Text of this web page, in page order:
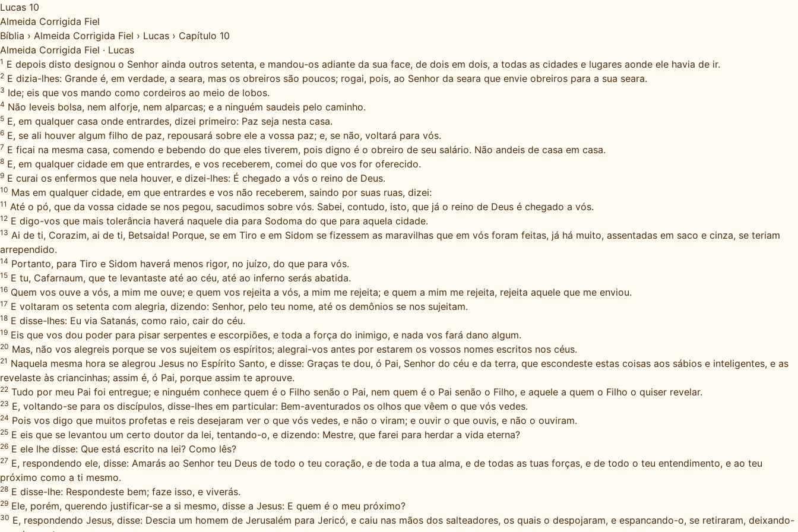
Lucas 10
Almeida Corrigida Fiel
Bíblia › Almeida Corrigida Fiel › Lucas › Capítulo 10
Almeida Corrigida Fiel · Lucas
1 E depois disto designou o Senhor ainda outros setenta, e mandou-os adiante da sua face, de dois em dois, a todas as cidades e lugares aonde ele havia de ir.
2 E dizia-lhes: Grande é, em verdade, a seara, mas os obreiros são poucos; rogai, pois, ao Senhor da seara que envie obreiros para a sua seara.
3 Ide; eis que vos mando como cordeiros ao meio de lobos.
4 Não leveis bolsa, nem alforje, nem alparcas; e a ninguém saudeis pelo caminho.
5 E, em qualquer casa onde entrardes, dizei primeiro: Paz seja nesta casa.
6 E, se ali houver algum filho de paz, repousará sobre ele a vossa paz; e, se não, voltará para vós.
7 E ficai na mesma casa, comendo e bebendo do que eles tiverem, pois digno é o obreiro de seu salário. Não andeis de casa em casa.
8 E, em qualquer cidade em que entrardes, e vos receberem, comei do que vos for oferecido.
9 E curai os enfermos que nela houver, e dizei-lhes: É chegado a vós o reino de Deus.
10 Mas em qualquer cidade, em que entrardes e vos não receberem, saindo por suas ruas, dizei:
11 Até o pó, que da vossa cidade se nos pegou, sacudimos sobre vós. Sabei, contudo, isto, que já o reino de Deus é chegado a vós.
12 E digo-vos que mais tolerância haverá naquele dia para Sodoma do que para aquela cidade.
13 Ai de ti, Corazim, ai de ti, Betsaida! Porque, se em Tiro e em Sidom se fizessem as maravilhas que em vós foram feitas, já há muito, assentadas em saco e cinza, se teriam
arrependido.
14 Portanto, para Tiro e Sidom haverá menos rigor, no juízo, do que para vós.
15 E tu, Cafarnaum, que te levantaste até ao céu, até ao inferno serás abatida.
16 Quem vos ouve a vós, a mim me ouve; e quem vos rejeita a vós, a mim me rejeita; e quem a mim me rejeita, rejeita aquele que me enviou.
17 E voltaram os setenta com alegria, dizendo: Senhor, pelo teu nome, até os demônios se nos sujeitam.
18 E disse-lhes: Eu via Satanás, como raio, cair do céu.
19 Eis que vos dou poder para pisar serpentes e escorpiões, e toda a força do inimigo, e nada vos fará dano algum.
20 Mas, não vos alegreis porque se vos sujeitem os espíritos; alegrai-vos antes por estarem os vossos nomes escritos nos céus.
21 Naquela mesma hora se alegrou Jesus no Espírito Santo, e disse: Graças te dou, ó Pai, Senhor do céu e da terra, que escondeste estas coisas aos sábios e inteligentes, e as
revelaste às criancinhas; assim é, ó Pai, porque assim te aprouve.
22 Tudo por meu Pai foi entregue; e ninguém conhece quem é o Filho senão o Pai, nem quem é o Pai senão o Filho, e aquele a quem o Filho o quiser revelar.
23 E, voltando-se para os discípulos, disse-lhes em particular: Bem-aventurados os olhos que vêem o que vós vedes.
24 Pois vos digo que muitos profetas e reis desejaram ver o que vós vedes, e não o viram; e ouvir o que ouvis, e não o ouviram.
25 E eis que se levantou um certo doutor da lei, tentando-o, e dizendo: Mestre, que farei para herdar a vida eterna?
26 E ele lhe disse: Que está escrito na lei? Como lês?
27 E, respondendo ele, disse: Amarás ao Senhor teu Deus de todo o teu coração, e de toda a tua alma, e de todas as tuas forças, e de todo o teu entendimento, e ao teu
próximo como a ti mesmo.
28 E disse-lhe: Respondeste bem; faze isso, e viverás.
29 Ele, porém, querendo justificar-se a si mesmo, disse a Jesus: E quem é o meu próximo?
30 E, respondendo Jesus, disse: Descia um homem de Jerusalém para Jericó, e caiu nas mãos dos salteadores, os quais o despojaram, e espancando-o, se retiraram, deixando-